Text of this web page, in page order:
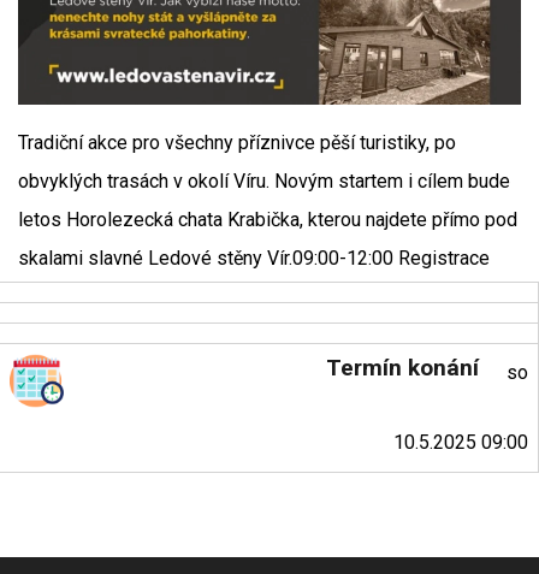
Tradiční akce pro všechny příznivce pěší turistiky, po
obvyklých trasách v okolí Víru. Novým startem i cílem bude
letos Horolezecká chata Krabička, kterou najdete přímo pod
skalami slavné Ledové stěny Vír.09:00-12:00 Registrace
Termín konání so
10.5.2025 09:00